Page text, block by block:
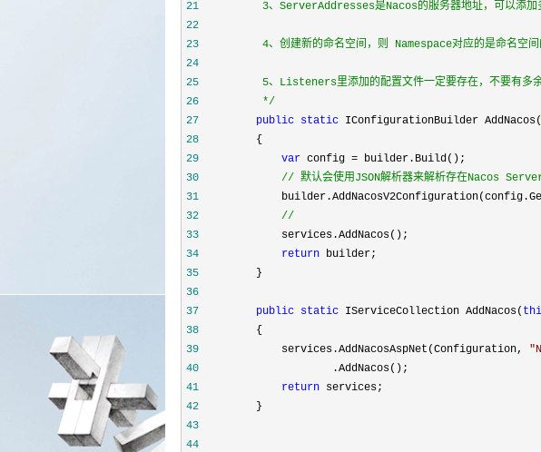
21
22
23
24
25
26
*/
27
public static IConfigurationBuilder AddNacos(
28
29
var config =
30
// 默认会使用JSON解析器来解析存在Nacos
31
32
33
34
return
35
36
37
public static IServiceCollection AddNacos(
38
39
             services.AddNacosAspNet(Configuration,
"
40
41
return
42
43
44